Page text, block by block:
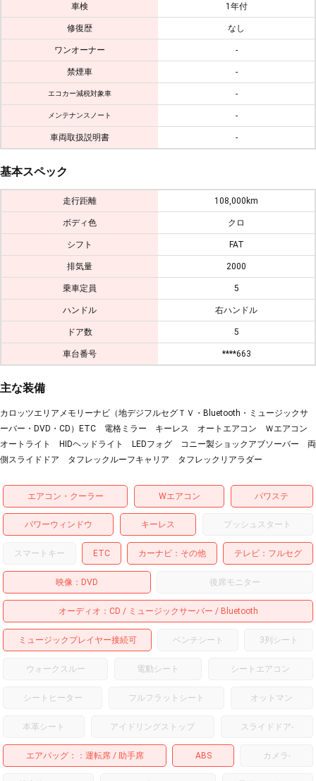
車検 1年付
修復歴 なし
ワンオーナー -
禁煙車 -
エコカー減税対象車 -
メンテナンスノート -
車両取扱説明書 -
基本スペック
走行距離 108,000km
ボディ色 クロ
シフト FAT
排気量 2000
乗車定員 5
ハンドル 右ハンドル
ドア数 5
車台番号 ****663
主な装備
カロッツエリアメモリーナビ（地デジフルセグＴＶ・Bluetooth・ミュージックサ
ーバー・DVD・CD）ETC 電格ミラー キーレス オートエアコン Ｗエアコン
オートライト HIDヘッドライト LEDフォグ コニー製ショックアブソーバー 両
側スライドドア タフレックルーフキャリア タフレックリアラダー
エアコン・クーラー Wエアコン パワステ
パワーウィンドウ キーレス プッシュスタート
スマートキー ETC カーナビ その他 テレビ フルセグ
映像 DVD 後席モニター
オーディオ CD ミュージックサーバー Bluetooth
ミュージックプレイヤー接続可 ベンチシート 3列シート
ウォークスルー 電動シート シートエアコン
シートヒーター フルフラットシート オットマン
本革シート アイドリングストップ スライドドア-
エアバッグ： 運転席 助手席 ABS カメラ-